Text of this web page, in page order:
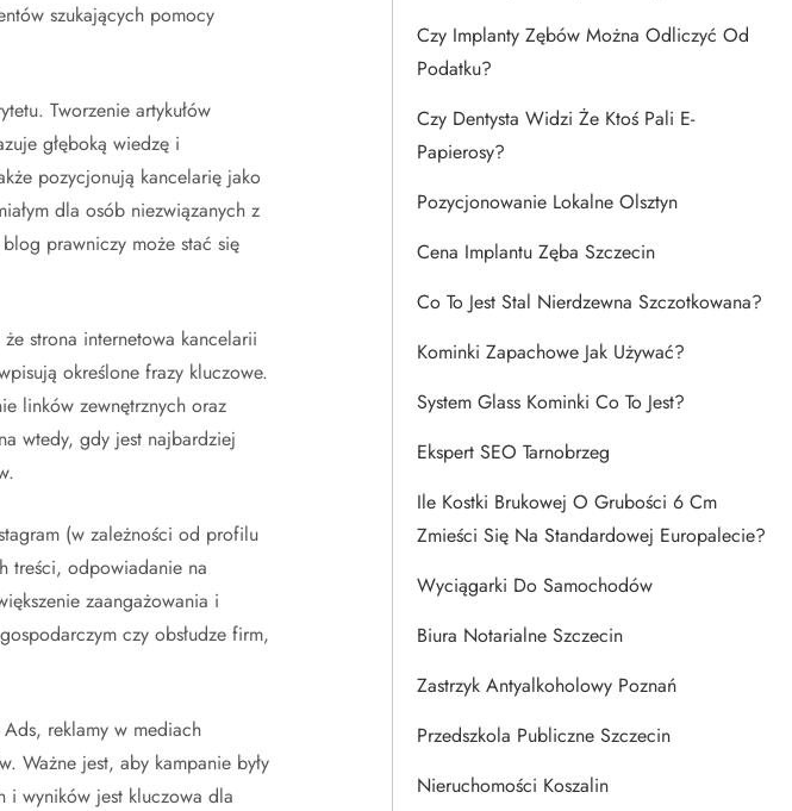
szukających pomocy
Tworzenie artykułów
głęboką wiedzę i
pozycjonują kancelarię jako
dla osób niezwiązanych z
prawniczy może stać się
strona internetowa kancelarii
określone frazy kluczowe.
linków zewnętrznych oraz
wtedy, gdy jest najbardziej
(w zależności od profilu
treści, odpowiadanie na
zaangażowania i
czy obsłudze firm,
reklamy w mediach
Ważne jest, aby kampanie były
i wyników jest kluczowa dla
Czy Implanty Zębów Można Odliczyć Od
Podatku?
Czy Dentysta Widzi Że Ktoś Pali E-
Papierosy?
Pozycjonowanie Lokalne Olsztyn
Cena Implantu Zęba Szczecin
Co To Jest Stal Nierdzewna Szczotkowana?
Kominki Zapachowe Jak Używać?
System Glass Kominki Co To Jest?
Ekspert SEO Tarnobrzeg
Ile Kostki Brukowej O Grubości 6 Cm
Zmieści Się Na Standardowej Europalecie?
Wyciągarki Do Samochodów
Biura Notarialne Szczecin
Zastrzyk Antyalkoholowy Poznań
Przedszkola Publiczne Szczecin
Nieruchomości Koszalin